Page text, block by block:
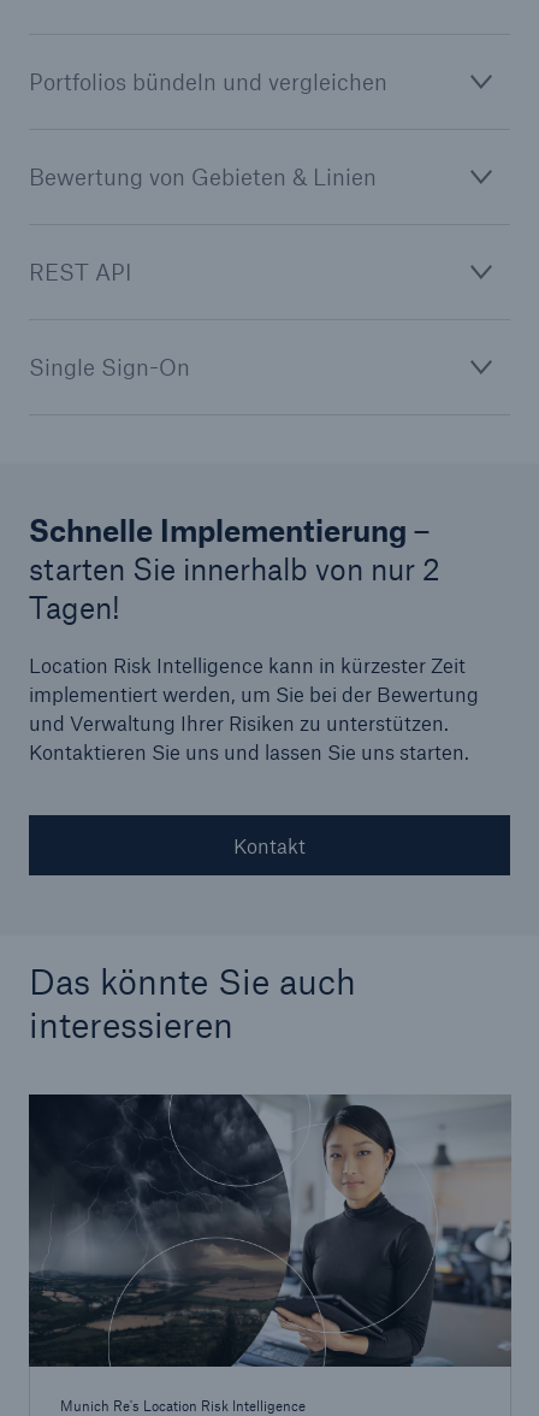
Portfolios bündeln und vergleichen
Bewertung von Gebieten & Linien
REST API
Single Sign-On
Schnelle Implementierung –
starten Sie innerhalb von nur 2
Tagen!
Location Risk Intelligence kann in kürzester Zeit
implementiert werden, um Sie bei der Bewertung
und Verwaltung Ihrer Risiken zu unterstützen.
Kontaktieren Sie uns und lassen Sie uns starten.
Kontakt
Das könnte Sie auch
interessieren
Munich Re's Location Risk Intelligence